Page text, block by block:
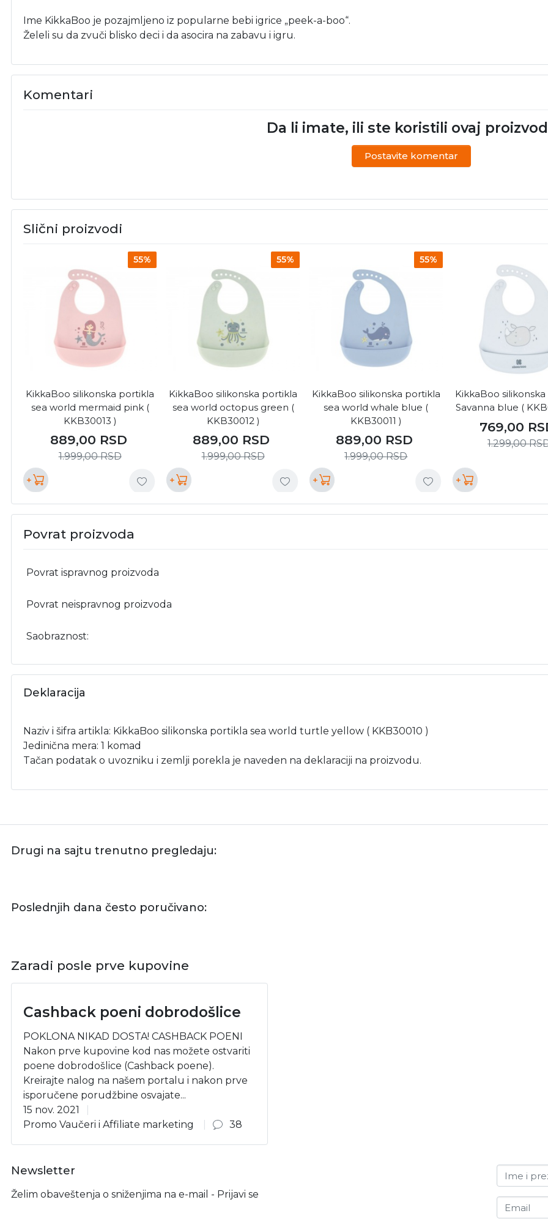
Ime KikkaBoo je pozajmljeno iz popularne bebi igrice „peek-a-boo“.
Želeli su da zvuči blisko deci i da asocira na zabavu i igru.
Komentari
Da li imate, ili ste koristili ovaj
Postavite komentar
Slični proizvodi
55%
KikkaBoo silikonska portikla
sea world mermaid pink (
KKB30013 )
889,00 RSD
1.999,00RSD
+
55%
KikkaBoo silikonska portikla
sea world octopus green (
KKB30012 )
889,00 RSD
1.999,00RSD
+
55%
KikkaBoo silikonska portikla
sea world whale blue (
KKB30011 )
889,00 RSD
1.999,00RSD
+
KikkaBoo
Savanna blue (
769,00
1.299,00
+
Povrat proizvoda
Povrat ispravnog proizvoda
Povrat neispravnog proizvoda
Saobraznost:
Deklaracija
Naziv i šifra artikla: KikkaBoo silikonska portikla sea world turtle yellow ( KKB30010 )
Jedinična mera: 1 komad
Tačan podatak o uvozniku i zemlji porekla je naveden na deklaraciji na proizvodu.
Drugi na sajtu trenutno pregledaju:
Poslednjih dana često poručivano:
Zaradi posle prve kupovine
Cashback poeni dobrodošlice
POKLONA NIKAD DOSTA! CASHBACK POENI
Nakon prve kupovine kod nas možete ostvariti
poene dobrodošlice (Cashback poene).
Kreirajte nalog na našem portalu i nakon prve
isporučene porudžbine osvajate...
15 nov. 2021
Promo Vaučeri i Affiliate marketing
38
Newsletter
Želim obaveštenja o sniženjima na e-mail - Prijavi se
Ime i
Email